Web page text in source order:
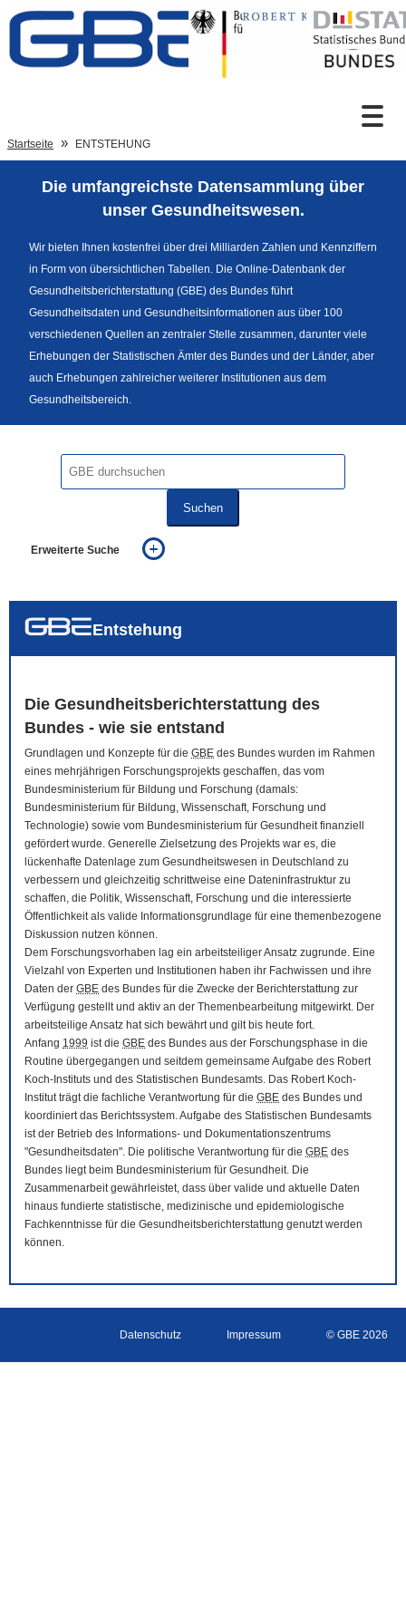
Zum Inhalt
Sprachumschaltung
Fußzeile
Startseite ENTSTEHUNG
Die umfangreichste Datensammlung über
unser Gesundheitswesen.
Wir bieten Ihnen kostenfrei über drei Milliarden Zahlen und Kennziffern
in Form von übersichtlichen Tabellen. Die Online-Datenbank der
Gesundheitsberichterstattung (GBE) des Bundes führt
Gesundheitsdaten und Gesundheitsinformationen aus über 100
verschiedenen Quellen an zentraler Stelle zusammen, darunter viele
Erhebungen der Statistischen Ämter des Bundes und der Länder, aber
auch Erhebungen zahlreicher weiterer Institutionen aus dem
Gesundheitsbereich.
Suchen
Erweiterte Suche
auch in allen Texten suchen (Volltextsuche)
Entstehung
Die Gesundheitsberichterstattung des
Bundes - wie sie entstand
Grundlagen und Konzepte für die GBE des Bundes wurden im Rahmen
eines mehrjährigen Forschungsprojekts geschaffen, das vom
Bundesministerium für Bildung und Forschung (damals:
Bundesministerium für Bildung, Wissenschaft, Forschung und
Technologie) sowie vom Bundesministerium für Gesundheit finanziell
gefördert wurde. Generelle Zielsetzung des Projekts war es, die
lückenhafte Datenlage zum Gesundheitswesen in Deutschland zu
verbessern und gleichzeitig schrittweise eine Dateninfrastruktur zu
schaffen, die Politik, Wissenschaft, Forschung und die interessierte
Öffentlichkeit als valide Informationsgrundlage für eine themenbezogene
Diskussion nutzen können.
Dem Forschungsvorhaben lag ein arbeitsteiliger Ansatz zugrunde. Eine
Vielzahl von Experten und Institutionen haben ihr Fachwissen und ihre
Daten der GBE des Bundes für die Zwecke der Berichterstattung zur
Verfügung gestellt und aktiv an der Themenbearbeitung mitgewirkt. Der
arbeitsteilige Ansatz hat sich bewährt und gilt bis heute fort.
Anfang 1999 ist die GBE des Bundes aus der Forschungsphase in die
Routine übergegangen und seitdem gemeinsame Aufgabe des Robert
Koch-Instituts und des Statistischen Bundesamts. Das Robert Koch-
Institut trägt die fachliche Verantwortung für die GBE des Bundes und
koordiniert das Berichtssystem. Aufgabe des Statistischen Bundesamts
ist der Betrieb des Informations- und Dokumentationszentrums
"Gesundheitsdaten". Die politische Verantwortung für die GBE des
Bundes liegt beim Bundesministerium für Gesundheit. Die
Zusammenarbeit gewährleistet, dass über valide und aktuelle Daten
hinaus fundierte statistische, medizinische und epidemiologische
Fachkenntnisse für die Gesundheitsberichterstattung genutzt werden
können.
Datenschutz Impressum © GBE 2026